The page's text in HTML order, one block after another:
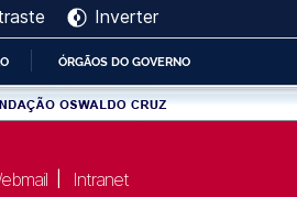
ÓRGÃOS DO GOVERNO
Inverter
Intranet